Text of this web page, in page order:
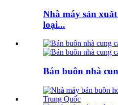
Nhà máy sản
loại...
Bán buôn nhà